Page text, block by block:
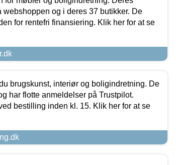
og i deres 37 butikker. De
for rentefri finansiering. Klik her for at se
brugskunst, interiør og boligindretning. De
har flotte anmeldelser på Trustpilot.
bestilling inden kl. 15. Klik her for at se